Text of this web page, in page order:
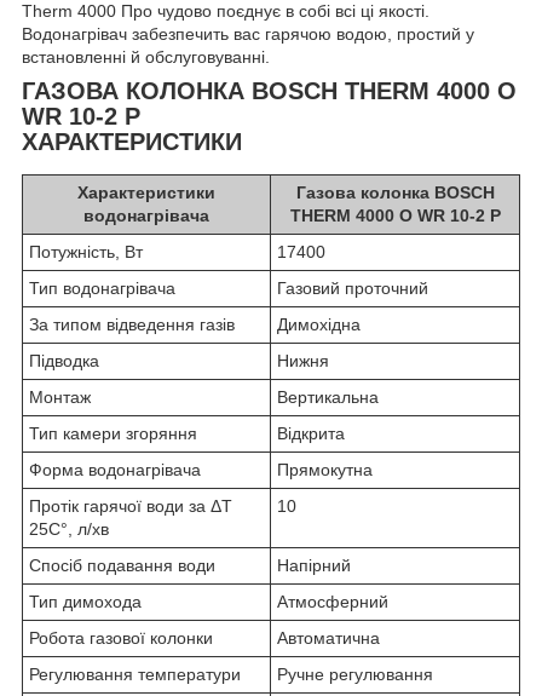
Therm 4000 Про чудово поєднує в собі всі ці якості.
Водонагрівач забезпечить вас гарячою водою, простий у
встановленні й обслуговуванні.
ГАЗОВА КОЛОНКА BOSCH THERM 4000 O
WR 10-2 P
ХАРАКТЕРИСТИКИ
Характеристики
водонагрівача
Газова колонка BOSCH
THERM 4000 O WR 10-2 P
Потужність, Вт
17400
Тип водонагрівача
Газовий проточний
За типом відведення газів
Димохідна
Підводка
Нижня
Монтаж
Вертикальна
Тип камери згоряння
Відкрита
Форма водонагрівача
Прямокутна
Протік гарячої води за ΔT
25C°, л/хв
10
Спосіб подавання води
Напірний
Тип димохода
Атмосферний
Робота газової колонки
Автоматична
Регулювання температури
Ручне регулювання